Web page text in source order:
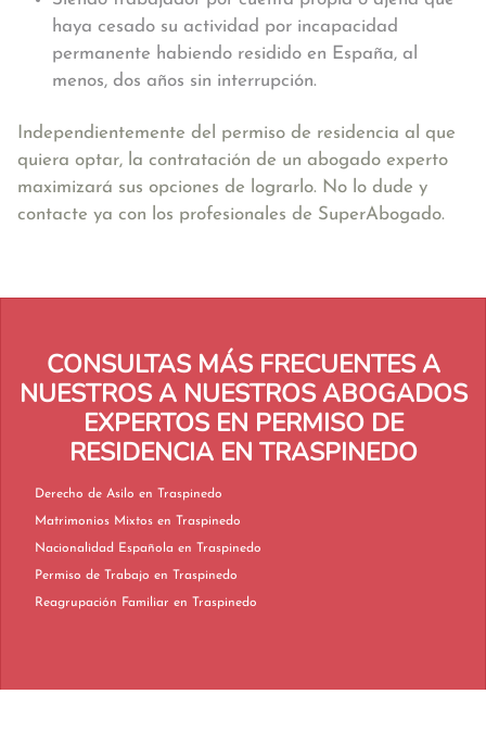
haya cesado su actividad por incapacidad
permanente habiendo residido en España, al
menos, dos años sin interrupción.
Independientemente del permiso de residencia al que
quiera optar, la contratación de un abogado experto
maximizará sus opciones de lograrlo. No lo dude y
contacte ya con los profesionales de SuperAbogado.
CONSULTAS MÁS FRECUENTES A
NUESTROS A NUESTROS ABOGADOS
EXPERTOS EN PERMISO DE
RESIDENCIA EN TRASPINEDO
Derecho de Asilo en Traspinedo
Matrimonios Mixtos en Traspinedo
Nacionalidad Española en Traspinedo
Permiso de Trabajo en Traspinedo
Reagrupación Familiar en Traspinedo